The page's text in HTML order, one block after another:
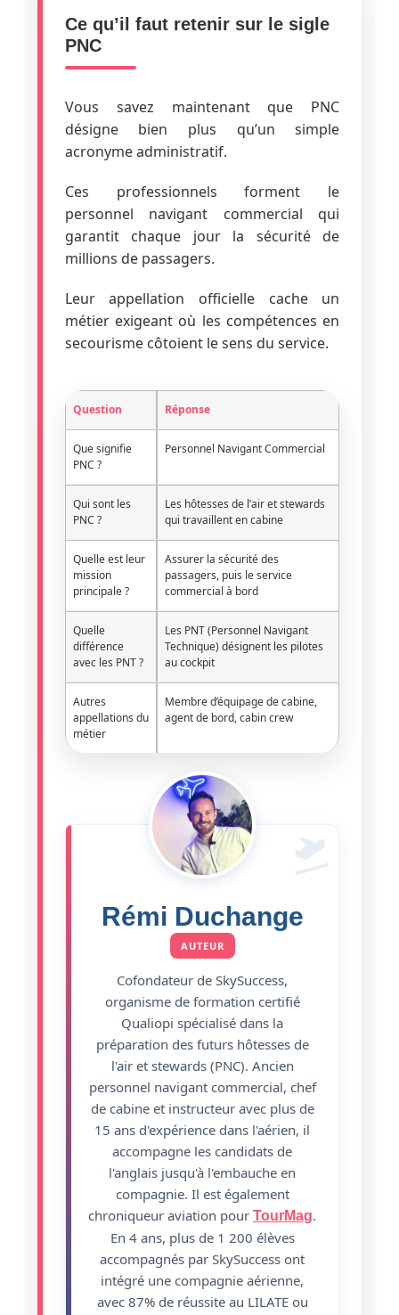
Ce qu’il faut retenir sur le sigle
PNC
Vous savez maintenant que PNC
désigne bien plus qu’un simple
acronyme administratif.
Ces professionnels forment le
personnel navigant commercial qui
garantit chaque jour la sécurité de
millions de passagers.
Leur appellation officielle cache un
métier exigeant où les compétences en
secourisme côtoient le sens du service.
Question Réponse
Que signifie
PNC ?
Personnel Navigant Commercial
Qui sont les
PNC ?
Les hôtesses de l’air et stewards
qui travaillent en cabine
Quelle est leur
mission
principale ?
Assurer la sécurité des
passagers, puis le service
commercial à bord
Quelle
différence
avec les PNT ?
Les PNT (Personnel Navigant
Technique) désignent les pilotes
au cockpit
Autres
appellations du
métier
Membre d’équipage de cabine,
agent de bord, cabin crew
Rémi Duchange
AUTEUR
Cofondateur de SkySuccess,
organisme de formation certifié
Qualiopi spécialisé dans la
préparation des futurs hôtesses de
l'air et stewards (PNC). Ancien
personnel navigant commercial, chef
de cabine et instructeur avec plus de
15 ans d'expérience dans l'aérien, il
accompagne les candidats de
l'anglais jusqu'à l'embauche en
compagnie. Il est également
chroniqueur aviation pour TourMag.
En 4 ans, plus de 1 200 élèves
accompagnés par SkySuccess ont
intégré une compagnie aérienne,
avec 87% de réussite au LILATE ou